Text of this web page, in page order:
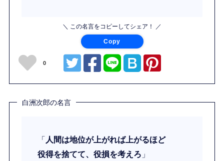
＼ この名言をコピーしてシェア！ ／
Copy
0
白洲次郎の名言
「 人間は地位が上がれば上がるほど
役得を捨てて、役損を考えろ 」